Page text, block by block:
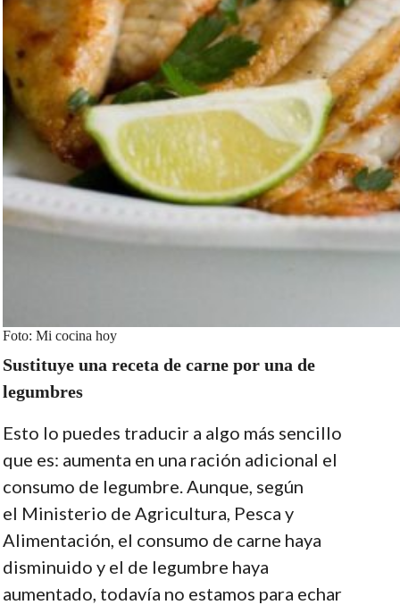
Foto: Mi cocina hoy
Sustituye una receta de carne por una de
legumbres
Esto lo puedes traducir a algo más sencillo
que es: aumenta en una ración adicional el
consumo de legumbre. Aunque, según
el Ministerio de Agricultura, Pesca y
Alimentación, el consumo de carne haya
disminuido y el de legumbre haya
aumentado, todavía no estamos para echar